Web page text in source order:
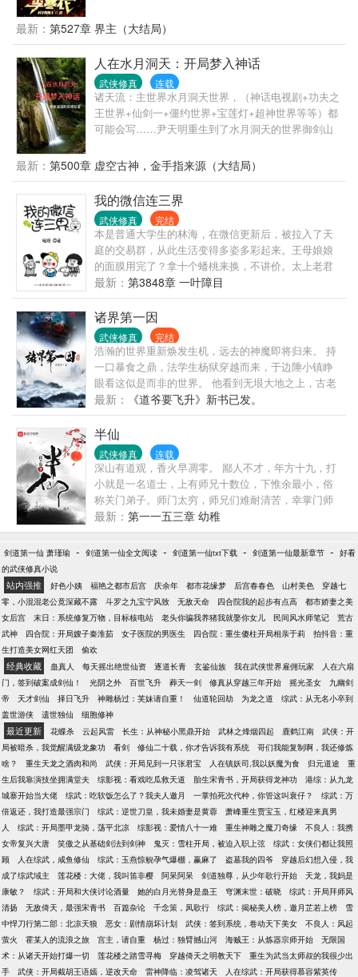
黑的辛苦修行比起来，苏青玄似乎有些懒散。然而，
苏青玄的修为却在不知不觉间成长到恐怖的境地。直
到这一天，一个叫李寒衣的剑仙出现，说是要问剑江
湖，来访武当。张三丰闭关，王重楼不问世俗，木道
人下山办事。整个武当似乎无人可挡。无奈之下，苏
青玄只好出手维护武当威名，一剑镇压李寒衣。武当
众人皆惊，原来师叔祖这么强
大。...................................
最新： 第527章 界主（大结局）
人在水月洞天：开局梦入神话
武侠修真 连载
诸天流：主世界水月洞天世界，（神话电视剧+功夫之
王世界+仙剑一+僵约世界+宝莲灯+超神世界等等）都
可能会写……尹天明重生到了水月洞天的世界御剑山
能，能够梦入大千世界。梦中修炼在水月洞天世界也
能够享受成果，里面的知识也是有用的。于是利用梦
中世界和现实世界的时间差，在梦中世界修炼，学
习，最终治好身上的顽疾。同时也在改变自己心中的
意难平。后来抢到了灵镜，发现梦中不仅仅是存在于
梦中……于是开始打穿诸天……
最新： 第500章 虚空古神，金手指来源（大结局）
我的微信连三界
武侠修真 完结
本是普通大学生的林海，在微信更新后，被拉入了天
庭的交易群，从此生活变得多姿多彩起来。王母娘娘
的面膜用完了？拿十个蟠桃来换，不讲价。太上老君
想抽软中华？十颗天地造化丹，概不赊账。红孩儿想
喝哇哈哈？三昧真火拿过来，赶紧的。嫦娥想穿情趣
内衣？哎呀，这个不好办，容我亲自过去一趟，丈量
下尺寸再说。秦广王想要辆新款跑车？......
最新： 第3848章 一叶障目
诸界第一因
武侠修真 完结
浩瀚的世界重新焕发生机，远去的神魔即将归来。 持
一口暴食之鼎，法学生杨狱穿越而来，于边陲小镇睁
眼看这似是而非的世界。 他看到无垠大地之上，古老
的王朝濒临末路，烽火中龙蛇四起。 他看到连年征
战，民不聊生。千户之地，瞬息尽成白地，万乘之
国，弹指化作云烟。 他看到有童子挥舞红绫舞动四
海。 他看到猎户立于山巅，弯弓向天。 他看到巨人立
地顶天，咆哮间，山河皆碎。 他看到九霄云中仙神盘
踞，谈笑间，沧海桑田。 杨狱沉默、迷惘、压抑，直
至，发出惊天怒吼： “大丈夫生当五鼎食，死亦五鼎
烹！” “我这一生，绝不碌碌！” ………… 已有老书《诸
天投影》《大道纪》，喜欢的朋友可以去看看。
最新： 《道爷要飞升》新书已发。
半仙
武侠修真 连载
深山有道观，香火早凋零。 鄙人不才，年方十九，打
小就是一名道士，上有师兄十数位，下惟余最小，俗
称关门弟子。师门太穷，师兄们难耐清苦，幸掌门师
尊豁达，任由众师兄散伙而去。 后有三位师兄迷途知
返，年纪颇大，皆有四五十。 蒙师尊垂青，逝前传掌
门之位于小道，然无论年岁或资历皆不能服众，三位
与之内讧。 山下村中，有新举人，乃小道发小，师尊
逝前亦有交代，护送其进京赶考。义不容辞，且容小
道人间走一遭，回来再与众师兄斗！ >
766900664（舵主群） 163628634（普通群）
最新： 第一一五三章 幼稚
剑道第一仙 萧瑾瑜 - 剑道第一仙全文阅读 - 剑道第一仙txt下载 - 剑道第一仙最新章节 - 好看
的武侠修真小说
站内强推 好色小姨 福艳之都市后宫 庆余年 都市花缘梦 后宫春春色 山村美色
穿越七
零，小混混老公竟深藏不露
斗罗之九宝宁风致 无敌天命 四合院我的起步有点高
都市娇妻之美
女后宫
末日：系统修复万物，目标核电站 老头你骗我养猪我就娶你女儿 民间风水师笔记
荒古
武神
四合院：开局嫂子秦淮茹 女子医院的男医生 四合院：重生傻柱开局相亲于莉
拍抖音：重
生打造美女网红天团
偷欢
经典收藏 蛊真人 每天摇出绝世仙资 逐道长青 玄鉴仙族 我在武侠世界雇佣玩家
人在六扇
门，签到破案成剑仙！
光阴之外 百世飞升 葬天一剑 修真从穿越三年开始 摇光圣女
九幽剑
帝
天才剑仙 择日飞升 神雕杨过：芙妹请自重！ 仙道轮回劫 为龙之道
综武：从无名小卒到
盖世游侠
遗世独仙 细胞修神
最近更新 花蝶杀 云起风雷 长生：从神秘小黑鼎开始 武林之烽烟四起 鹿鹤江南
武侠：开
局被暗杀，我觉醒满级龙象功
看剑 修仙二十载，你才告诉我有系统
哥们我能复制啊，我还修炼
啥？
重生天龙之酒肉和尚 武侠：开局见到一只张君宝 人在镇妖司,我以妖魔为食 归元道途
重
生后我靠演技坐拥满堂夫
综影视：看戏吃瓜救天道 胎生宋青书，开局获得龙神功
港综：从九龙
城寨开始当大佬
综武：吃软饭怎么了？我夫人邀月 一掌拍死次代种，你管这叫衰仔？
综武：万
倍返还，我打造最强宗门
综武：逆世刀皇，我未婚妻是黄蓉
萧峰重生贾宝玉，红楼迎来真男
人
综武：开局墨甲龙骑，荡平北凉 综影视：爱情八十一难 重生神雕之魔刀奇缘
不良人：我携
女帝复兴大唐
笑傲之从基础剑法到剑神 鬼灭：雪柱开局，被迫入职上弦
综武：女侠们都让我照
顾
人在综武，咸鱼修仙 综武：玉燕惊鲵孕气爆棚，赢麻了 盗墓我的四爷
穿越后幻想入侵，我
成了综武域主
莲花楼：大佬，我叫笛非樱 阿呆阿呆 剑道独尊，从少年歌行开始
天龙，我妈是
康敏？
综武：开局和大侠讨论酒量 她的白月光替身是蛊王 穹渊末世：破晓
综武：开局拜师风
清扬
无敌倚天，最强宋青书 百篇杂论 千念策，凤歌行 综武：揭秘美人榜，邀月芷若上榜
雪
中悍刀行第二部：北凉天狼
恶女：剧情崩坏计划 武侠：签到系统，卷动天下美女
不良人：风起
萤火
霍某人的流浪之旅 宫主，请自重 杨过：独臂撼山河 海贼王：从炼器宗师开始
无限国
术：从诸天开始打爆一切
莲花楼之踏雪寻梅 穿越倚天之明教天下
重生为武当太师叔的我很少出
手
武侠：开局截胡王语嫣，逆改天命 雷神降临：凌驾诸天 人在综武：开局获得慕容紫英传